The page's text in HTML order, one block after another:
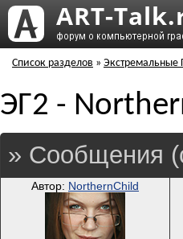
Список разделов » Экстремальные
ЭГ2 -
» Сообщения
Автор: NorthernChild